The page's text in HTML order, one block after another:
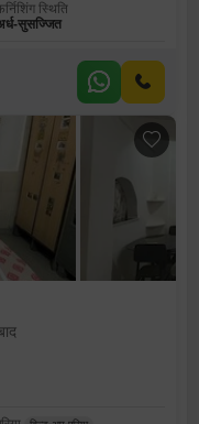
स्थिति
सुसज्जित